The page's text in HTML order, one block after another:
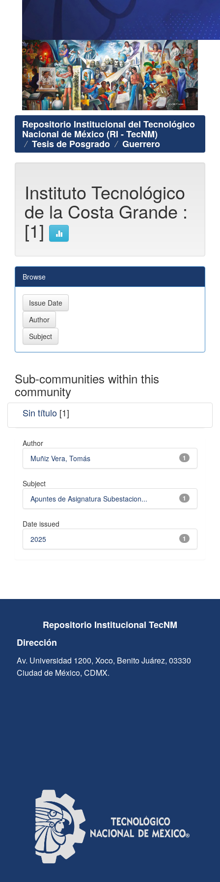
Repositorio Institucional del Tecnológico
Nacional de México (RI - TecNM)
Tesis de Posgrado Guerrero
Instituto Tecnológico
de la Costa Grande :
[1]
Browse
Sub-communities within this
community
Sin título [1]
Author
1
Muñiz Vera, Tomás
Subject
1
Apuntes de Asignatura Subestacion...
Date issued
1
2025
Repositorio Institucional TecNM
Dirección
Av. Universidad 1200, Xoco, Benito Juárez, 03330
Ciudad de México, CDMX.